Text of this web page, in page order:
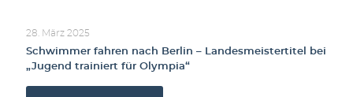
28. März 2025
Schwimmer fahren nach Berlin – Landesmeistertitel bei
„Jugend trainiert für Olympia“